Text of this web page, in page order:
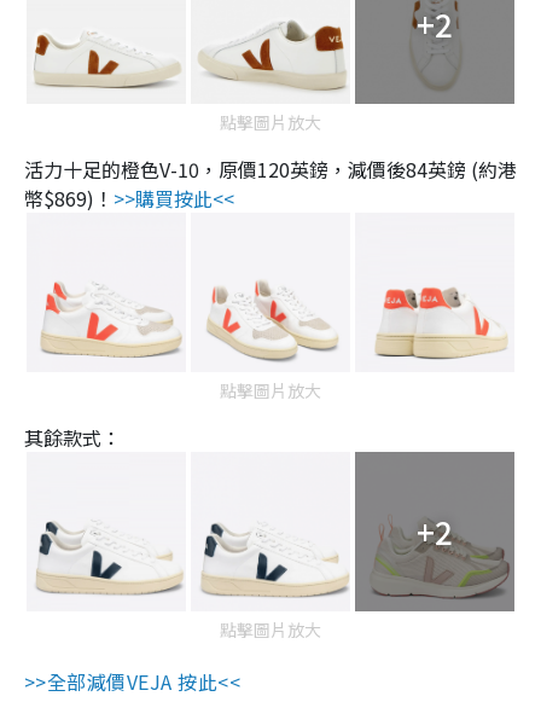
+2
點擊圖片放大
活力十足的橙色V-10，原價120英鎊，減價後84英鎊 (約港
幣$869)！ >>購買按此<<
點擊圖片放大
其餘款式：
+2
點擊圖片放大
>>全部減價VEJA 按此<<